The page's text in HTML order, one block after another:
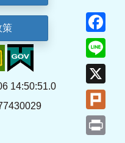
策
14:50:51.0